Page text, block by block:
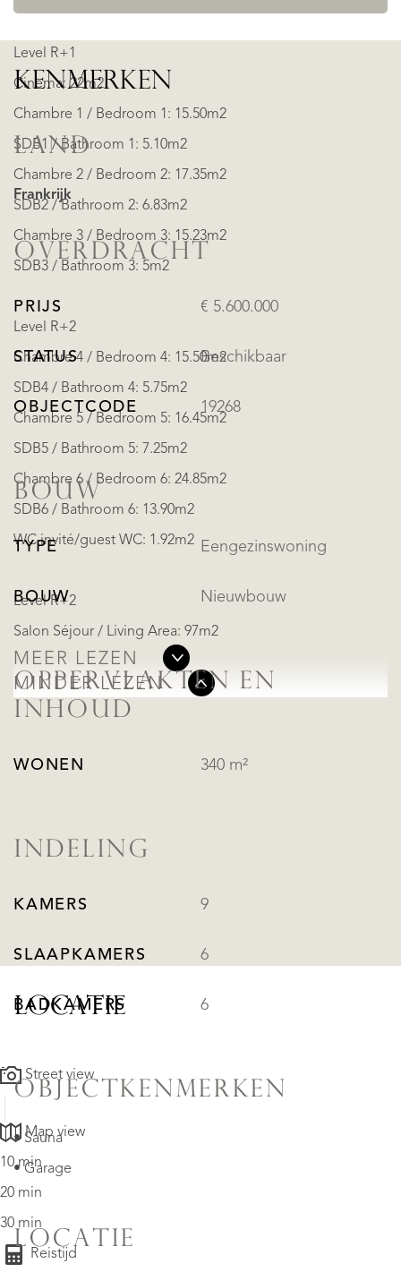
Level R+1
Cinema: 22m2
Chambre 1 / Bedroom 1: 15.50m2
SDB1 / Bathroom 1: 5.10m2
Chambre 2 / Bedroom 2: 17.35m2
SDB2 / Bathroom 2: 6.83m2
Chambre 3 / Bedroom 3: 15.23m2
SDB3 / Bathroom 3: 5m2
Level R+2
Chambre 4 / Bedroom 4: 15.50m2
SDB4 / Bathroom 4: 5.75m2
Chambre 5 / Bedroom 5: 16.45m2
SDB5 / Bathroom 5: 7.25m2
Chambre 6 / Bedroom 6: 24.85m2
SDB6 / Bathroom 6: 13.90m2
WC invité/guest WC: 1.92m2
Level R+2
Salon Séjour / Living Area: 97m2
MEER LEZEN
MINDER LEZEN
KENMERKEN
LAND
Frankrijk
OVERDRACHT
PRIJS € 5.600.000
STATUS Beschikbaar
OBJECTCODE 19268
BOUW
TYPE Eengezinswoning
BOUW Nieuwbouw
OPPERVLAKTEN EN
INHOUD
WONEN 340 m²
INDELING
KAMERS 9
SLAAPKAMERS 6
BADKAMERS 6
OBJECTKENMERKEN
• Sauna
• Garage
LOCATIE
LOCATIE
Street view
Map view
10 min
20 min
30 min
Reistijd